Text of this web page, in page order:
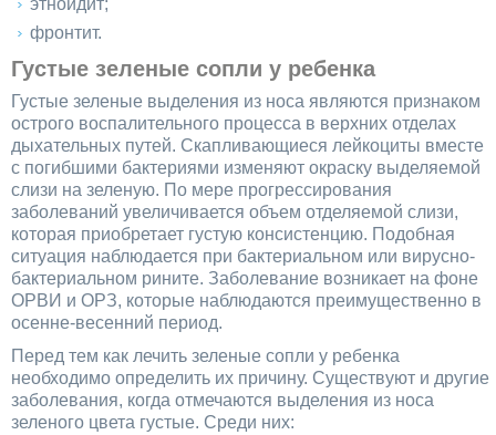
этноидит;
фронтит.
Густые зеленые сопли у ребенка
Густые зеленые выделения из носа являются признаком
острого воспалительного процесса в верхних отделах
дыхательных путей. Скапливающиеся лейкоциты вместе
с погибшими бактериями изменяют окраску выделяемой
слизи на зеленую. По мере прогрессирования
заболеваний увеличивается объем отделяемой слизи,
которая приобретает густую консистенцию. Подобная
ситуация наблюдается при бактериальном или вирусно-
бактериальном рините. Заболевание возникает на фоне
ОРВИ и ОРЗ, которые наблюдаются преимущественно в
осенне-весенний период.
Перед тем как лечить зеленые сопли у ребенка
необходимо определить их причину. Существуют и другие
заболевания, когда отмечаются выделения из носа
зеленого цвета густые. Среди них: